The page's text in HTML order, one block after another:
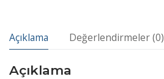
Açıklama Değerlendirmeler (0)
Açıklama